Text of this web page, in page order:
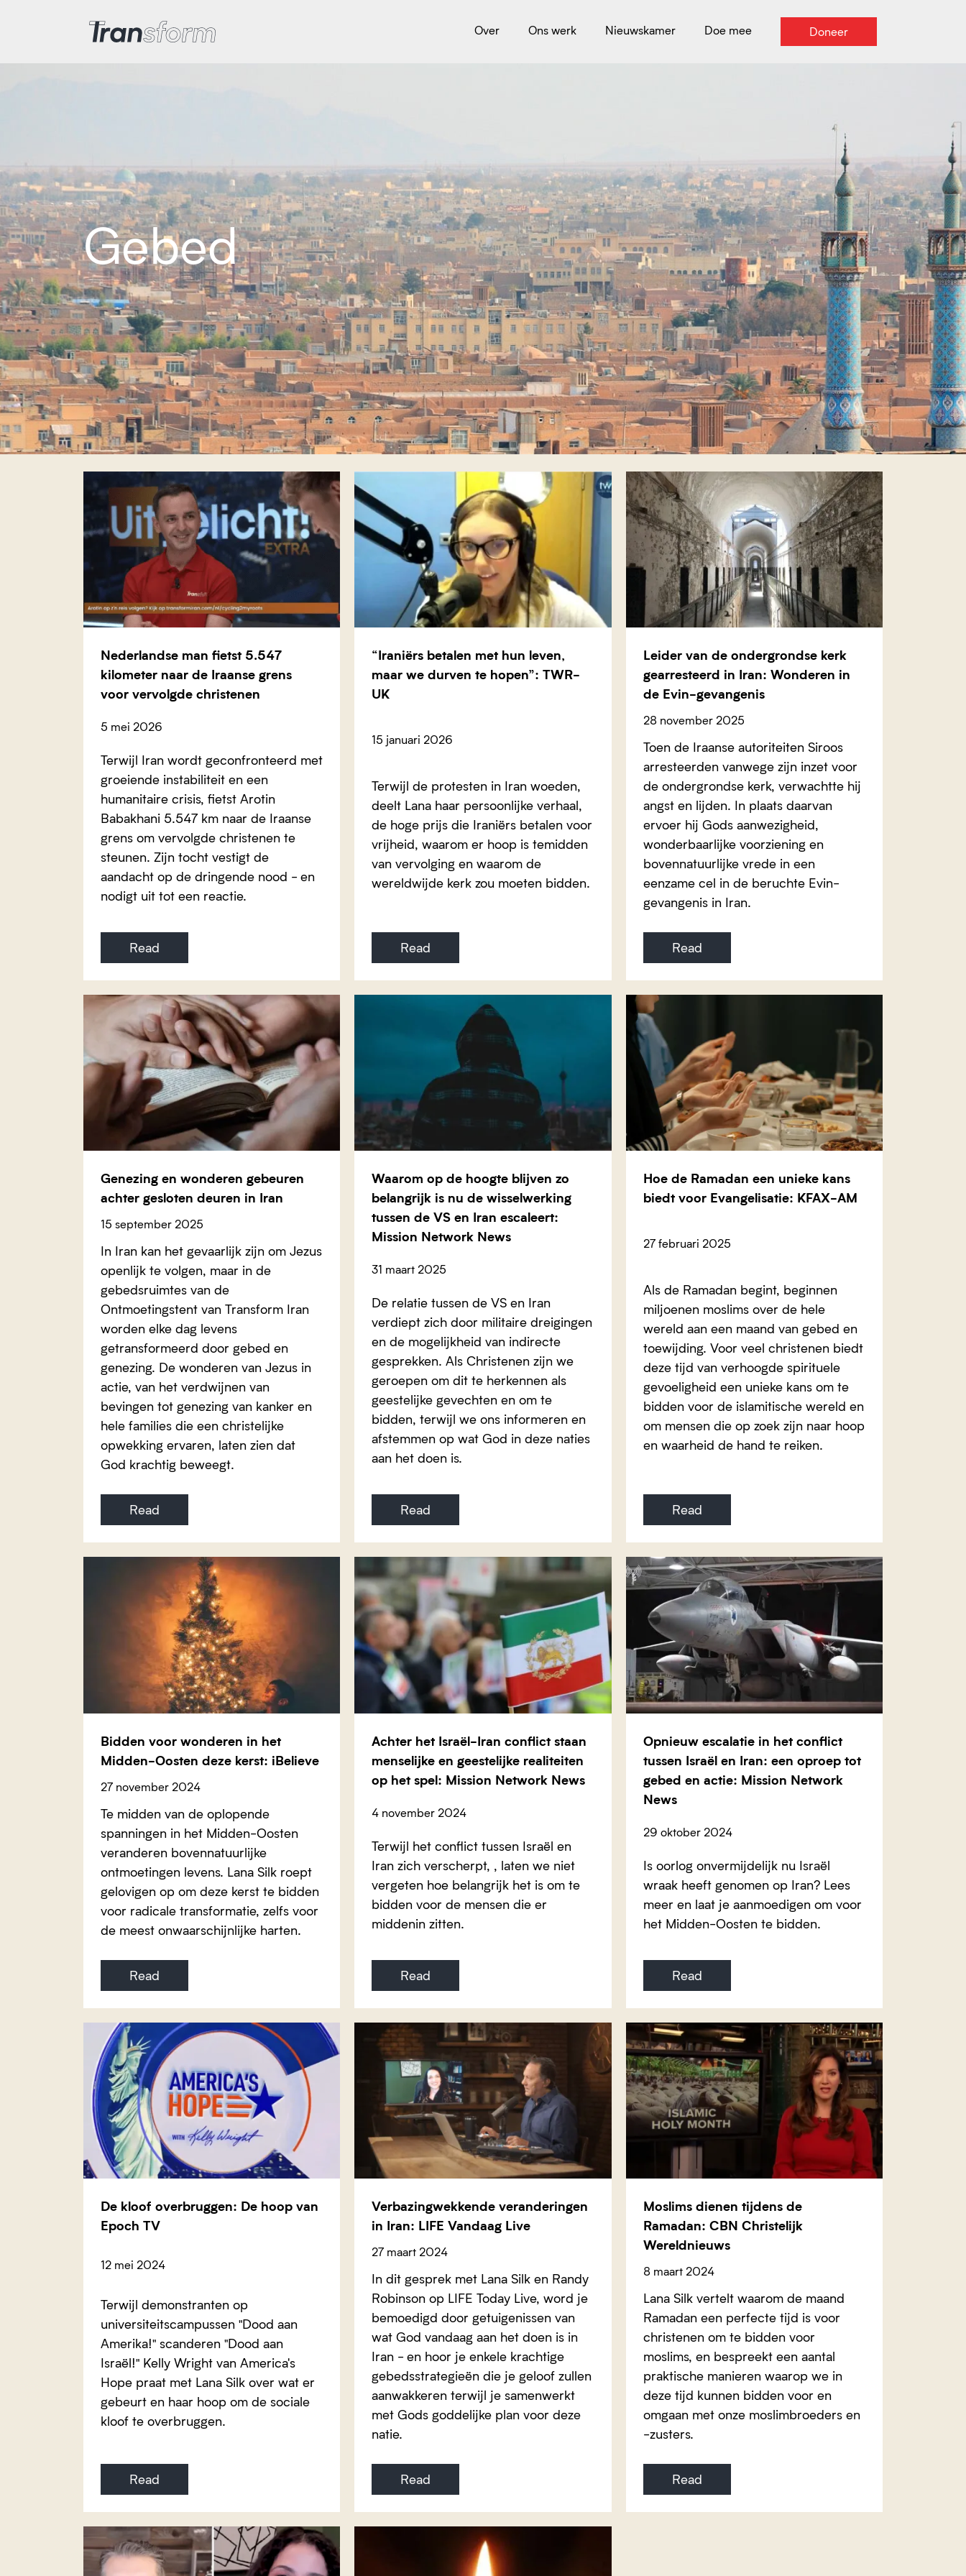
Iran transformeren Over Ons werk Nieuwskamer Doe mee Doneer
Gebed
Nederlandse man fietst 5.547
kilometer naar de Iraanse grens
voor vervolgde christenen
5 mei 2026
Terwijl Iran wordt geconfronteerd met
groeiende instabiliteit en een
humanitaire crisis, fietst Arotin
Babakhani 5.547 km naar de Iraanse
grens om vervolgde christenen te
steunen. Zijn tocht vestigt de
aandacht op de dringende nood - en
nodigt uit tot een reactie.
Read
“Iraniërs betalen met hun leven,
maar we durven te hopen”: TWR-
UK
15 januari 2026
Terwijl de protesten in Iran woeden,
deelt Lana haar persoonlijke verhaal,
de hoge prijs die Iraniërs betalen voor
vrijheid, waarom er hoop is temidden
van vervolging en waarom de
wereldwijde kerk zou moeten bidden.
Read
Leider van de ondergrondse kerk
gearresteerd in Iran: Wonderen in
de Evin-gevangenis
28 november 2025
Toen de Iraanse autoriteiten Siroos
arresteerden vanwege zijn inzet voor
de ondergrondse kerk, verwachtte hij
angst en lijden. In plaats daarvan
ervoer hij Gods aanwezigheid,
wonderbaarlijke voorziening en
bovennatuurlijke vrede in een
eenzame cel in de beruchte Evin-
gevangenis in Iran.
Read
Genezing en wonderen gebeuren
achter gesloten deuren in Iran
15 september 2025
In Iran kan het gevaarlijk zijn om Jezus
openlijk te volgen, maar in de
gebedsruimtes van de
Ontmoetingstent van Transform Iran
worden elke dag levens
getransformeerd door gebed en
genezing. De wonderen van Jezus in
actie, van het verdwijnen van
bevingen tot genezing van kanker en
hele families die een christelijke
opwekking ervaren, laten zien dat
God krachtig beweegt.
Read
Waarom op de hoogte blijven zo
belangrijk is nu de wisselwerking
tussen de VS en Iran escaleert:
Mission Network News
31 maart 2025
De relatie tussen de VS en Iran
verdiept zich door militaire dreigingen
en de mogelijkheid van indirecte
gesprekken. Als Christenen zijn we
geroepen om dit te herkennen als
geestelijke gevechten en om te
bidden, terwijl we ons informeren en
afstemmen op wat God in deze naties
aan het doen is.
Read
Hoe de Ramadan een unieke kans
biedt voor Evangelisatie: KFAX-AM
27 februari 2025
Als de Ramadan begint, beginnen
miljoenen moslims over de hele
wereld aan een maand van gebed en
toewijding. Voor veel christenen biedt
deze tijd van verhoogde spirituele
gevoeligheid een unieke kans om te
bidden voor de islamitische wereld en
om mensen die op zoek zijn naar hoop
en waarheid de hand te reiken.
Read
Bidden voor wonderen in het
Midden-Oosten deze kerst: iBelieve
27 november 2024
Te midden van de oplopende
spanningen in het Midden-Oosten
veranderen bovennatuurlijke
ontmoetingen levens. Lana Silk roept
gelovigen op om deze kerst te bidden
voor radicale transformatie, zelfs voor
de meest onwaarschijnlijke harten.
Read
Achter het Israël-Iran conflict staan
menselijke en geestelijke realiteiten
op het spel: Mission Network News
4 november 2024
Terwijl het conflict tussen Israël en
Iran zich verscherpt, , laten we niet
vergeten hoe belangrijk het is om te
bidden voor de mensen die er
middenin zitten.
Read
Opnieuw escalatie in het conflict
tussen Israël en Iran: een oproep tot
gebed en actie: Mission Network
News
29 oktober 2024
Is oorlog onvermijdelijk nu Israël
wraak heeft genomen op Iran? Lees
meer en laat je aanmoedigen om voor
het Midden-Oosten te bidden.
Read
De kloof overbruggen: De hoop van
Epoch TV
12 mei 2024
Terwijl demonstranten op
universiteitscampussen "Dood aan
Amerika!" scanderen "Dood aan
Israël!" Kelly Wright van America's
Hope praat met Lana Silk over wat er
gebeurt en haar hoop om de sociale
kloof te overbruggen.
Read
Verbazingwekkende veranderingen
in Iran: LIFE Vandaag Live
27 maart 2024
In dit gesprek met Lana Silk en Randy
Robinson op LIFE Today Live, word je
bemoedigd door getuigenissen van
wat God vandaag aan het doen is in
Iran - en hoor je enkele krachtige
gebedsstrategieën die je geloof zullen
aanwakkeren terwijl je samenwerkt
met Gods goddelijke plan voor deze
natie.
Read
Moslims dienen tijdens de
Ramadan: CBN Christelijk
Wereldnieuws
8 maart 2024
Lana Silk vertelt waarom de maand
Ramadan een perfecte tijd is voor
christenen om te bidden voor
moslims, en bespreekt een aantal
praktische manieren waarop we in
deze tijd kunnen bidden voor en
omgaan met onze moslimbroeders en
-zusters.
Read